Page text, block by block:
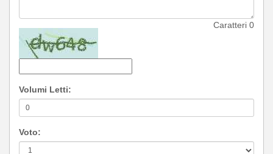
Caratteri 0
Volumi Letti:
Voto: